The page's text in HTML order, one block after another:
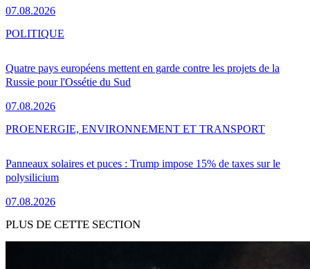
07.08.2026
Quatre pays européens mettent en garde contre les projets de la
Russie pour l'Ossétie du Sud
07.08.2026
POLITIQUE
Panneaux solaires et puces : Trump impose 15% de taxes sur le
polysilicium
07.08.2026
PROENERGIE, ENVIRONNEMENT ET TRANSPORT
PLUS DE CETTE SECTION